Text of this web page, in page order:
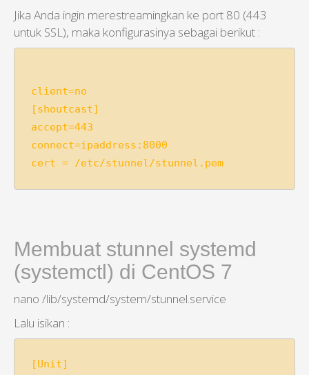
Jika Anda ingin merestreamingkan ke port 80 (443
untuk SSL), maka konfigurasinya sebagai berikut :
client=no
[shoutcast]
accept=443
connect=ipaddress:8000
Membuat stunnel systemd
(systemctl) di CentOS 7
nano /lib/systemd/system/stunnel.service
Lalu isikan :
[Unit]